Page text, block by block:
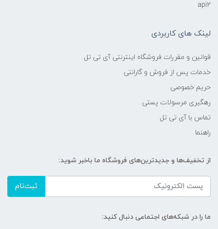
api2
لینک های کاربردی
قوانین و مقررات فروشگاه اینترنتی آی تی تل
خدمات پس از فروش و گارانتی
حریم خصوصی
رهگیری مرسولات پستی
تماس با آی تی تل
راهنما
از تخفیف‌ها و جدیدترین‌های فروشگاه ما باخبر شوید:
ثبت‌نام
ما را در شبکه‌های اجتماعی دنبال کنید: